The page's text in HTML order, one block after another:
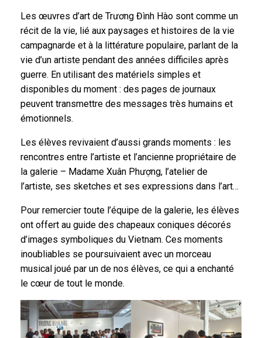
Les œuvres d’art de Trương Đình Hào sont comme un
récit de la vie, lié aux paysages et histoires de la vie
campagnarde et à la littérature populaire, parlant de la
vie d’un artiste pendant des années difficiles après
guerre. En utilisant des matériels simples et
disponibles du moment : des pages de journaux
peuvent transmettre des messages très humains et
émotionnels.
Les élèves revivaient d’aussi grands moments : les
rencontres entre l’artiste et l’ancienne propriétaire de
la galerie – Madame Xuân Phượng, l’atelier de
l’artiste, ses sketches et ses expressions dans l’art…
Pour remercier toute l’équipe de la galerie, les élèves
ont offert au guide des chapeaux coniques décorés
d’images symboliques du Vietnam. Ces moments
inoubliables se poursuivaient avec un morceau
musical joué par un de nos élèves, ce qui a enchanté
le cœur de tout le monde.